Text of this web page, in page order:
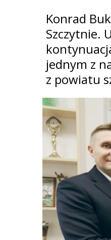
Konrad
Szczytnie.
jednym z
z powiatu